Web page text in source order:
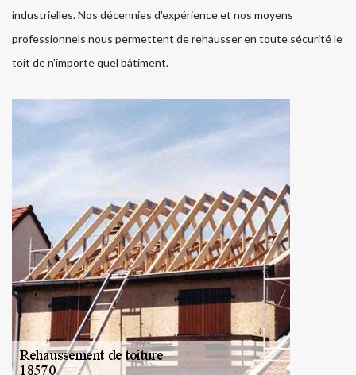
industrielles. Nos décennies d'expérience et nos moyens
professionnels nous permettent de rehausser en toute sécurité le
toit de n'importe quel bâtiment.